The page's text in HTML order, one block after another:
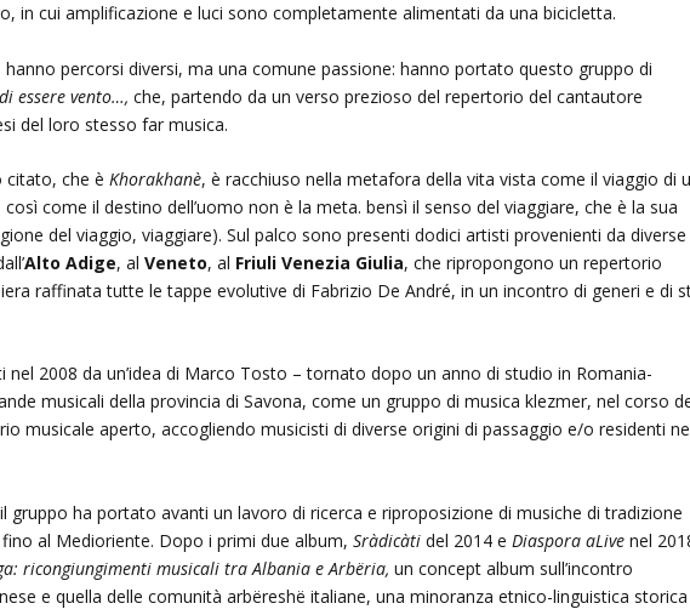
in cui amplificazione e luci sono completamente alimentati da una bicicletta.
hanno percorsi diversi, ma una comune passione: hanno portato questo gruppo di
essere vento…, che, partendo da un verso prezioso del repertorio del cantautore
del loro stesso far musica.
citato, che èKhorakhanè, è racchiuso nella metafora della vita vista come il viaggio di
come il destino dell’uomo non è la meta. bensì il senso del viaggiare, che è la sua
del viaggio, viaggiare). Sul palco sono presenti dodici artisti provenienti da diverse
Alto Adige, alVeneto, al Friuli Venezia Giulia, che ripropongono un repertorio
raffinata tutte le tappe evolutive di Fabrizio De André, in un incontro di generi e di
nel 2008 da un’idea di Marco Tosto – tornato dopo un anno di studio in Romania-
musicali della provincia di Savona, come un gruppo di musica klezmer, nel corso
musicale aperto, accogliendo musicisti di diverse origini di passaggio e/o residenti
gruppo ha portato avanti un lavoro di ricerca e riproposizione di musiche di tradizione
fino al Medioriente. Dopo i primi due album,Sràdicàti del 2014 e Diaspora aLive nel
ricongiungimenti musicali tra Albania e Arbëria, un concept album sull’incontro
e quella delle comunità arbëreshë italiane, una minoranza etnico-linguistica storica